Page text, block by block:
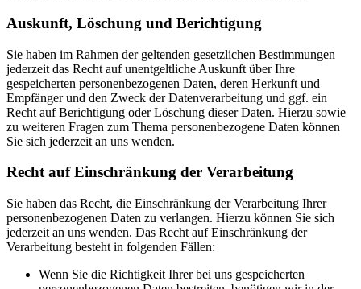
Auskunft, Löschung und Berichtigung
Sie haben im Rahmen der geltenden gesetzlichen Bestimmungen
jederzeit das Recht auf unentgeltliche Auskunft über Ihre
gespeicherten personenbezogenen Daten, deren Herkunft und
Empfänger und den Zweck der Datenverarbeitung und ggf. ein
Recht auf Berichtigung oder Löschung dieser Daten. Hierzu sowie
zu weiteren Fragen zum Thema personenbezogene Daten können
Sie sich jederzeit an uns wenden.
Recht auf Einschränkung der Verarbeitung
Sie haben das Recht, die Einschränkung der Verarbeitung Ihrer
personenbezogenen Daten zu verlangen. Hierzu können Sie sich
jederzeit an uns wenden. Das Recht auf Einschränkung der
Verarbeitung besteht in folgenden Fällen:
Wenn Sie die Richtigkeit Ihrer bei uns gespeicherten